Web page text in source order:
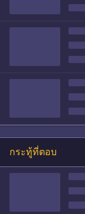
กระทู้ที่ตอบ